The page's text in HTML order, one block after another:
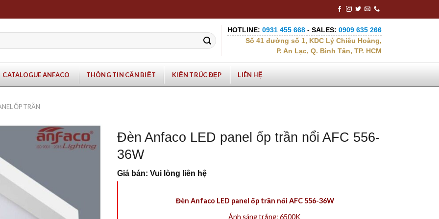
HOTLINE: 0931 455 668 - SALES: 0909 635 266
Số 41 đường số 1, KDC Lý Chiêu Hoàng,
P. An Lạc, Q. Bình Tân, TP. HCM
CATALOGUE ANFACO THÔNG TIN CẦN BIẾT KIẾN TRÚC ĐẸP LIÊN HỆ
ỐP TRẦN
Đèn Anfaco LED panel ốp trần nổi AFC 556-
36W
Giá bán: Vui lòng liên hệ
Đèn Anfaco LED panel ốp trần nổi AFC 556-36W
Ánh sáng trắng: 6500K